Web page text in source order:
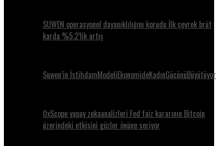
SUWEN operasyonel dayanıklılığını korudu İlk çeyrek brüt
karda %5.2’lik artış
Suwen’in İstihdamModeliEkonomideKadınGücünüBüyütüyor
0xScope yapay zekaanalizleri Fed faiz kararının Bitcoin
üzerindeki etkisini gözler önüne seriyor